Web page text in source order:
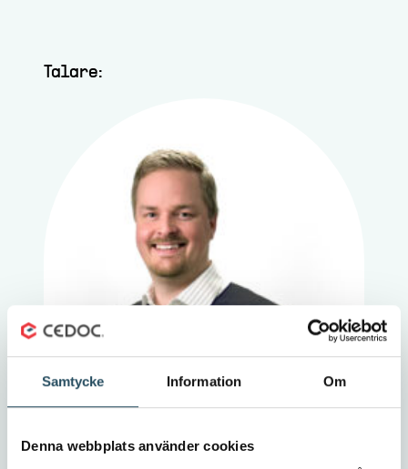
Samtycke Information Om
Denna webbplats använder cookies
Talare: